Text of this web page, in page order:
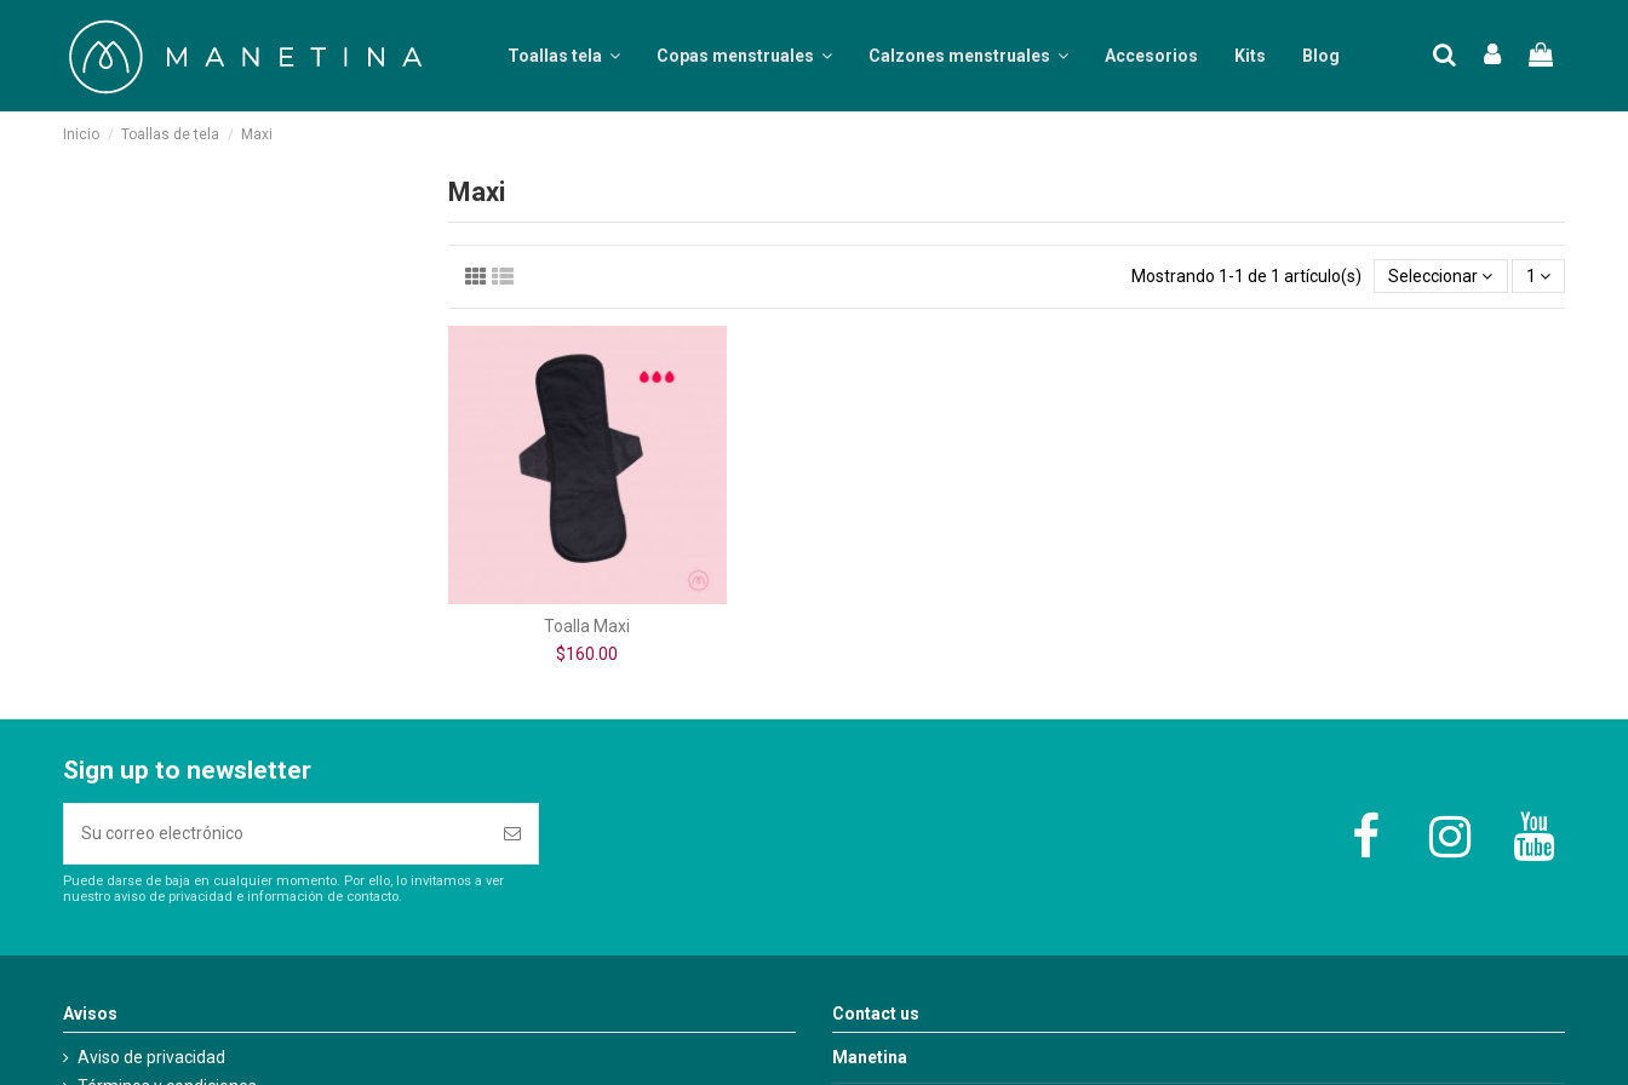
Toallas tela Copas menstruales Calzones menstruales Accesorios Kits Blog
Inicio Toallas de tela Maxi
Maxi
Mostrando 1-1 de 1 artículo(s) Seleccionar 1
Toalla Maxi
$160.00
Sign up to newsletter
Puede darse de baja en cualquier momento. Por ello, lo invitamos a ver
nuestro aviso de privacidad e información de contacto.
Avisos
Aviso de privacidad
Contact us
Manetina